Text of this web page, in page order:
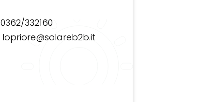
0362/332160
lopriore@solareb2b.it